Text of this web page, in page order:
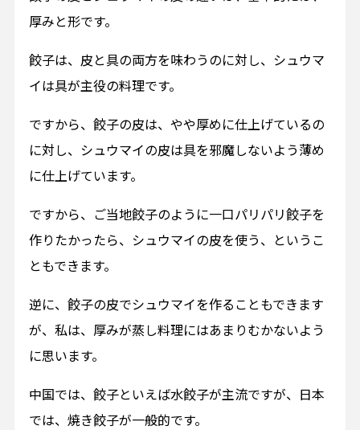
厚みと形です。
餃子は、皮と具の両方を味わうのに対し、シュウマ
イは具が主役の料理です。
ですから、餃子の皮は、やや厚めに仕上げているの
に対し、シュウマイの皮は具を邪魔しないよう薄め
に仕上げています。
ですから、ご当地餃子のように一口パリパリ餃子を
作りたかったら、シュウマイの皮を使う、というこ
ともできます。
逆に、餃子の皮でシュウマイを作ることもできます
が、私は、厚みが蒸し料理にはあまりむかないよう
に思います。
中国では、餃子といえば水餃子が主流ですが、日本
では、焼き餃子が一般的です。